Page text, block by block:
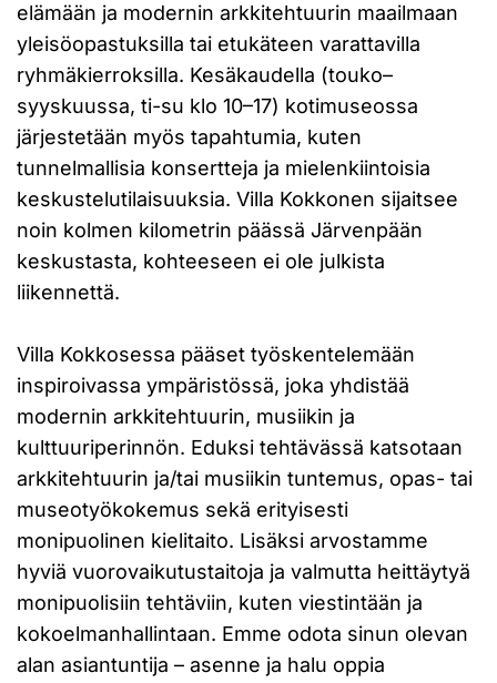
elämään ja modernin arkkitehtuurin maailmaan
yleisöopastuksilla tai etukäteen varattavilla
ryhmäkierroksilla. Kesäkaudella (touko–
syyskuussa, ti-su klo 10–17) kotimuseossa
järjestetään myös tapahtumia, kuten
tunnelmallisia konsertteja ja mielenkiintoisia
keskustelutilaisuuksia. Villa Kokkonen sijaitsee
noin kolmen kilometrin päässä Järvenpään
keskustasta, kohteeseen ei ole julkista
liikennettä.
Villa Kokkosessa pääset työskentelemään
inspiroivassa ympäristössä, joka yhdistää
modernin arkkitehtuurin, musiikin ja
kulttuuriperinnön. Eduksi tehtävässä katsotaan
arkkitehtuurin ja/tai musiikin tuntemus, opas- tai
museotyökokemus sekä erityisesti
monipuolinen kielitaito. Lisäksi arvostamme
hyviä vuorovaikutustaitoja ja valmutta heittäytyä
monipuolisiin tehtäviin, kuten viestintään ja
kokoelmanhallintaan. Emme odota sinun olevan
alan asiantuntija – asenne ja halu oppia